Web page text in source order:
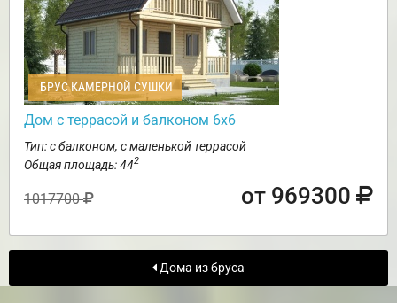
БРУС КАМЕРНОЙ СУШКИ
Дом с террасой и балконом 6х6
Тип: с балконом, с маленькой террасой
Общая площадь: 442
1017700 от 969300
Дома из бруса